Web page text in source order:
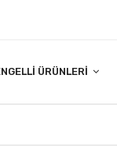
ÜRÜNLERI